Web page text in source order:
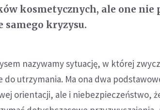
kosmetycznych, ale one nie
samego kryzysu.
nazywamy sytuację, w której
do utrzymania. Ma ona dwa
orientacji, ale i niebezpieczeństwo,